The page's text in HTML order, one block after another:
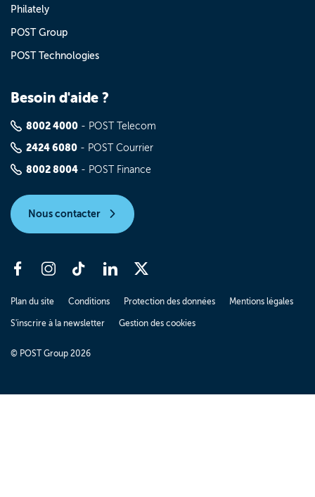
Philately
POST Group
POST Technologies
Besoin d'aide ?
8002 4000 - POST Telecom
2424 6080 - POST Courrier
8002 8004 - POST Finance
Nous contacter
Plan du site Conditions Protection des données Mentions légales
S'inscrire à la newsletter Gestion des cookies
© POST Group 2026